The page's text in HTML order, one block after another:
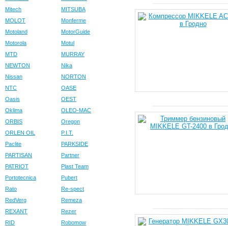
Mitech
MITSUBA
MOLOT
Monferme
Motoland
MotorGuide
Motorola
Motul
MTD
MURRAY
NEWTON
Nika
Nissan
NORTON
NTC
OASE
Oasis
OEST
Oklima
OLEO-MAC
ORBIS
Oregon
ORLEN OIL
P.I.T.
Paclite
PARKSIDE
PARTISAN
Partner
PATRIOT
Plast Team
Portotecnica
Pubert
Rato
Re-spect
RedVerg
Remeza
REXANT
Rezer
RID
Robomow